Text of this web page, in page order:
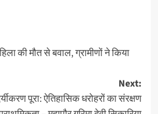
की मौत से बवाल, ग्रामीणों ने किया
Next:
पूरा: ऐतिहासिक धरोहरों का संरक्षण